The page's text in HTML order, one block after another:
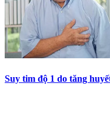
Suy tim độ 1 do tăng